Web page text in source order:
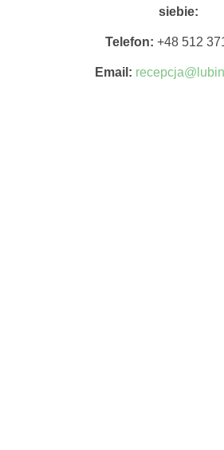
siebie:
Telefon: +48 512
Email: